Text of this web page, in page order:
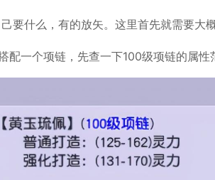
要什么，有的放矢。这里首先就需要大
配一个项链，先查一下100级项链的属性